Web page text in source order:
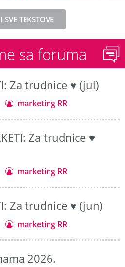
SVE TEKSTOVE
sa foruma
Za trudnice ♥ (jul)
marketing RR
Za trudnice ♥
marketing RR
Za trudnice ♥ (jun)
marketing RR
2026.